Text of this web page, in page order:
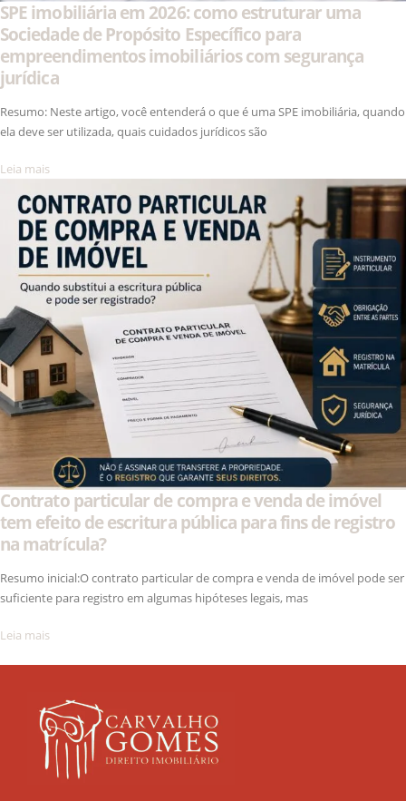
SPE imobiliária em 2026: como estruturar uma
Sociedade de Propósito Específico para
empreendimentos imobiliários com segurança
jurídica
Resumo: Neste artigo, você entenderá o que é uma SPE imobiliária, quando
ela deve ser utilizada, quais cuidados jurídicos são
Leia mais
Contrato particular de compra e venda de imóvel
tem efeito de escritura pública para fins de registro
na matrícula?
Resumo inicial:O contrato particular de compra e venda de imóvel pode ser
suficiente para registro em algumas hipóteses legais, mas
Leia mais